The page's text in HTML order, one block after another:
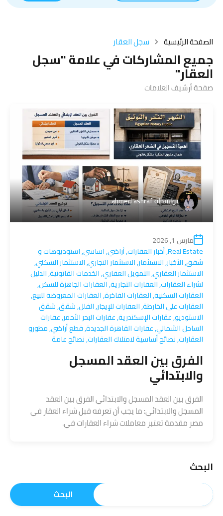
الصفحة الرئيسية سجل العقار
جميع المشاركات في علامة "سجل
العقار"
صفحة أرشيف العلامات
بواسطةahmed ashraf
مارس 1, 2026
Real Estate
,أخبار العقارات,أراضي,اساسي,استوديوهات و
شقق,الأخبار,الاستثمار,الاستثمار التجاري,الاستثمار السكني,
الاستثمار العقاري,التمويل العقاري,الخدمات القانونية,الدليل
لشراء العقارات,العقارات التجارية,العقارات الجاهزة للسكن,
العقارات السكنية,العقارات الفاخرة,العقارات المعروضة للبيع,
العقارات على الخارطة,العقارات للإيجار,الفلل,شقق,شقق
الاستوديو,عقارات الإسكندرية,عقارات البحر الأحمر,عقارات
الساحل الشمالي,عقارات القاهرة الجديدة,قطع أراضي,مطورو
العقارات,نصائح أساسية لامتلاك العقارات,نصائح عامة
الفرق بين العقد المسجل
والابتدائي
الفرق بين العقد المسجل والابتدائي الفرق بين العقد
المسجل والابتدائي: ما يجب أن تعرفه قبل شراء العقار في
مصر مقدمة تعتبر معاملات شراء العقارات في.
البحث
البحث